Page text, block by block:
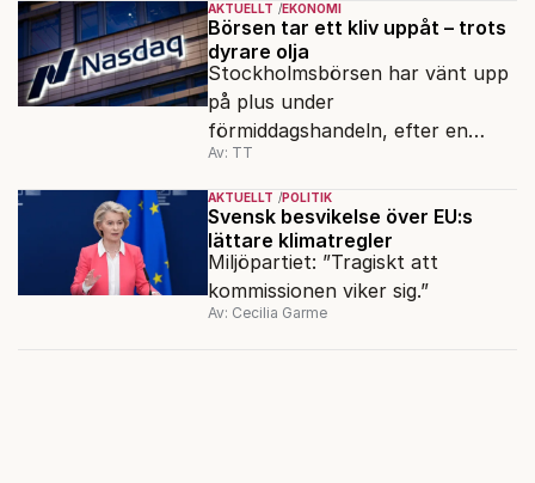
AKTUELLT EKONOMI
Börsen tar ett kliv uppåt – trots
dyrare olja
Stockholmsbörsen har vänt upp
på plus under
förmiddagshandeln, efter en
inledning nedåt – trots ett högre
oljepris och AI-oro.
Av: TT
AKTUELLT POLITIK
Svensk besvikelse över EU:s
lättare klimatregler
Miljöpartiet: ”Tragiskt att
kommissionen viker sig.”
Av: Cecilia Garme